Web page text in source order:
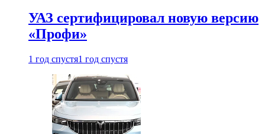
УАЗ сертифицировал новую версию
«Профи»
1 год спустя1 год спустя